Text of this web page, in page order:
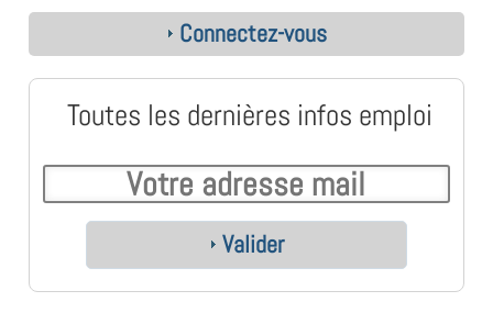
Connectez-vous
Toutes les dernières infos emploi
Valider